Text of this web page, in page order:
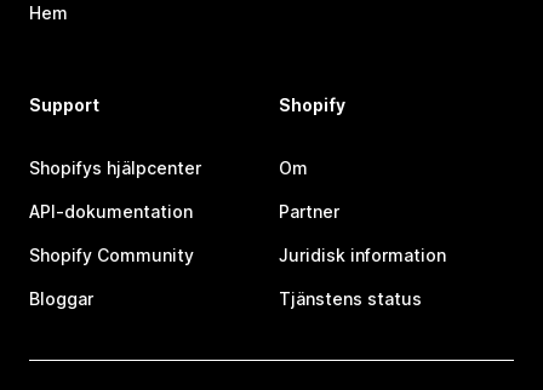
Hem
Support
Shopifys hjälpcenter
API-dokumentation
Shopify Community
Bloggar
Shopify
Om
Partner
Juridisk information
Tjänstens status